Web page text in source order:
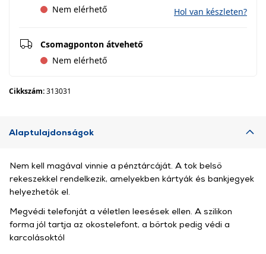
Nem elérhető
Hol van készleten?
Csomagponton átvehető
Nem elérhető
Cikkszám:313031
Alaptulajdonságok
Nem kell magával vinnie a pénztárcáját. A tok belső
rekeszekkel rendelkezik, amelyekben kártyák és bankjegyek
helyezhetők el.
Megvédi telefonját a véletlen leesések ellen. A szilikon
forma jól tartja az okostelefont, a bőrtok pedig védi a
karcolásoktól